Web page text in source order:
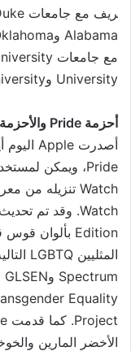
Alabama وUniversity of Oklahoma. وبحلول نهاية العام
University وTemple University.
أحزمة والأحزمة
أصدرت Apple اليوم أيضاً وجه سا
Watch تنزيله من معرض الواجهات
Watch. وقد تم تحديث حزام
Edition بألوان قوس قزح، وسيتم
Spectrum وGLSEN وILGA وPFLAG و
Project. كما قدمت Apple أيضاً
الأخضر المارين